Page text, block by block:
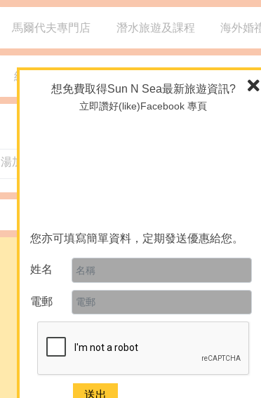
想免費取得Sun N Sea最新旅遊資訊?
立即讚好(like)Facebook 專頁
您亦可填寫簡單資料，定期發送優惠給您。
姓名
電郵
馬爾代夫專門店 潛水旅遊及課程 海外婚
網誌
湯加
網誌
媒體報導
免費
想定
料，